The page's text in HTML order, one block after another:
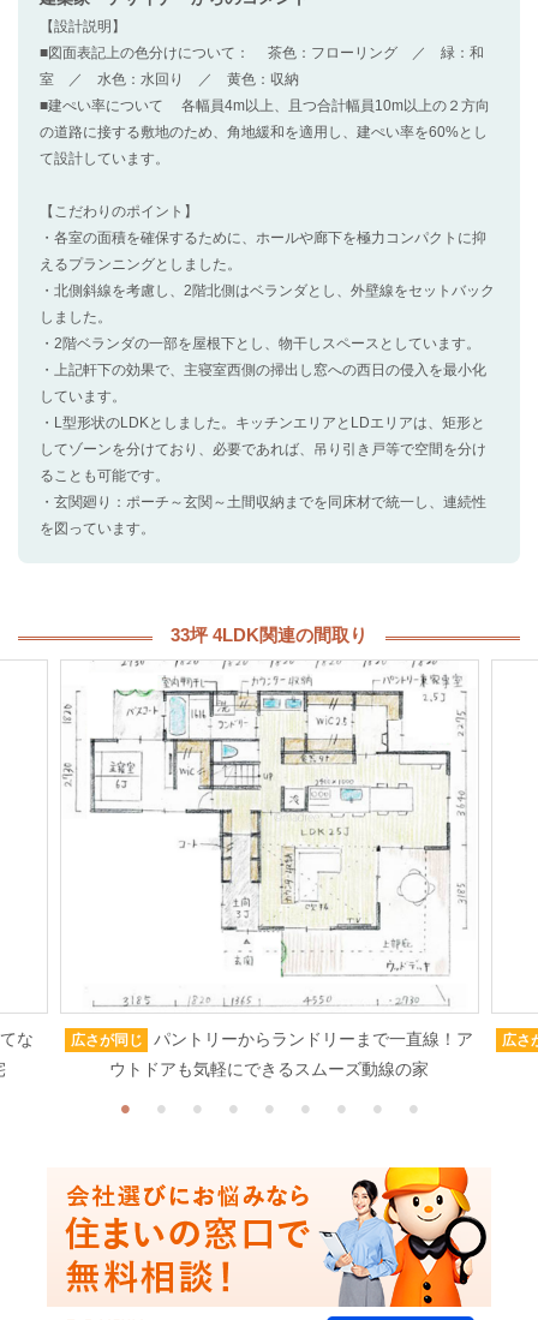
【設計説明】
■図面表記上の色分けについて： 茶色：フローリング ／ 緑：和
室 ／ 水色：水回り ／ 黄色：収納
■建ぺい率について 各幅員4m以上、且つ合計幅員10m以上の２方向
の道路に接する敷地のため、角地緩和を適用し、建ぺい率を60%とし
て設計しています。
【こだわりのポイント】
・各室の面積を確保するために、ホールや廊下を極力コンパクトに抑
えるプランニングとしました。
・北側斜線を考慮し、2階北側はベランダとし、外壁線をセットバック
しました。
・2階ベランダの一部を屋根下とし、物干しスペースとしています。
・上記軒下の効果で、主寝室西側の掃出し窓への西日の侵入を最小化
しています。
・L型形状のLDKとしました。キッチンエリアとLDエリアは、矩形と
してゾーンを分けており、必要であれば、吊り引き戸等で空間を分け
ることも可能です。
・玄関廻り：ポーチ～玄関～土間収納までを同床材で統一し、連続性
を図っています。
33坪 4LDK関連の間取り
な
広さが同じ
パントリーからランドリーまで一直線！ア
ウトドアも気軽にできるスムーズ動線の家
広さ